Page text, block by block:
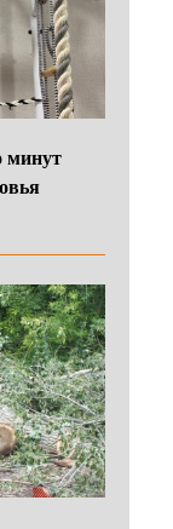
минут